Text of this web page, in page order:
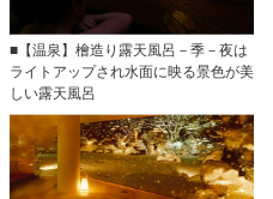
■【温泉】檜造り露天風呂－季－夜は
ライトアップされ水面に映る景色が美
しい露天風呂